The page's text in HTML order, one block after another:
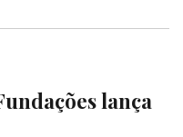
lança